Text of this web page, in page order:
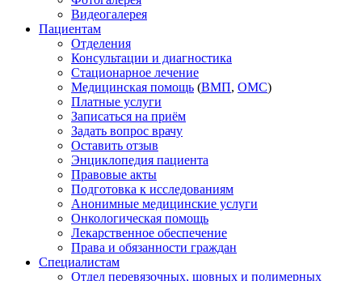
Видеогалерея
Пациентам
Отделения
Консультации и диагностика
Стационарное лечение
Медицинская помощь (ВМП, ОМС)
Платные услуги
Записаться на приём
Задать вопрос врачу
Оставить отзыв
Энциклопедия пациента
Правовые акты
Подготовка к исследованиям
Анонимные медицинские услуги
Онкологическая помощь
Лекарственное обеспечение
Права и обязанности граждан
Специалистам
Отдел перевязочных, шовных и полимерных